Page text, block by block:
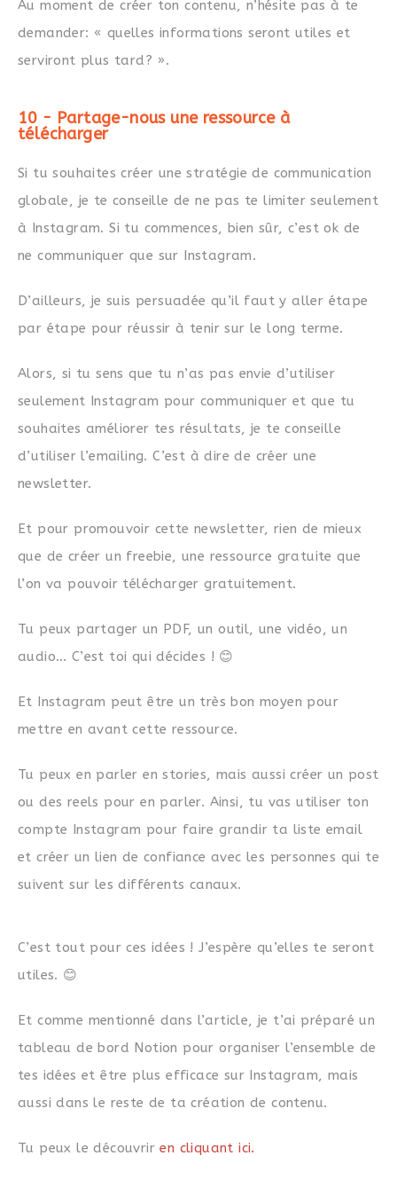
Au moment de créer ton contenu, n’hésite pas à te
demander: « quelles informations seront utiles et
serviront plus tard? ».
10 - Partage-nous une ressource à
télécharger
Si tu souhaites créer une stratégie de communication
globale, je te conseille de ne pas te limiter seulement
à Instagram. Si tu commences, bien sûr, c’est ok de
ne communiquer que sur Instagram.
D’ailleurs, je suis persuadée qu’il faut y aller étape
par étape pour réussir à tenir sur le long terme.
Alors, si tu sens que tu n’as pas envie d’utiliser
seulement Instagram pour communiquer et que tu
souhaites améliorer tes résultats, je te conseille
d’utiliser l’emailing. C’est à dire de créer une
newsletter.
Et pour promouvoir cette newsletter, rien de mieux
que de créer un freebie, une ressource gratuite que
l’on va pouvoir télécharger gratuitement.
Tu peux partager un PDF, un outil, une vidéo, un
audio… C’est toi qui décides ! 😊
Et Instagram peut être un très bon moyen pour
mettre en avant cette ressource.
Tu peux en parler en stories, mais aussi créer un post
ou des reels pour en parler. Ainsi, tu vas utiliser ton
compte Instagram pour faire grandir ta liste email
et créer un lien de confiance avec les personnes qui te
suivent sur les différents canaux.
C’est tout pour ces idées ! J’espère qu’elles te seront
utiles. 😊
Et comme mentionné dans l’article, je t’ai préparé un
tableau de bord Notion pour organiser l’ensemble de
tes idées et être plus efficace sur Instagram, mais
aussi dans le reste de ta création de contenu.
Tu peux le découvriren cliquant ici.